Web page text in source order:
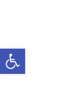
Abrir barra